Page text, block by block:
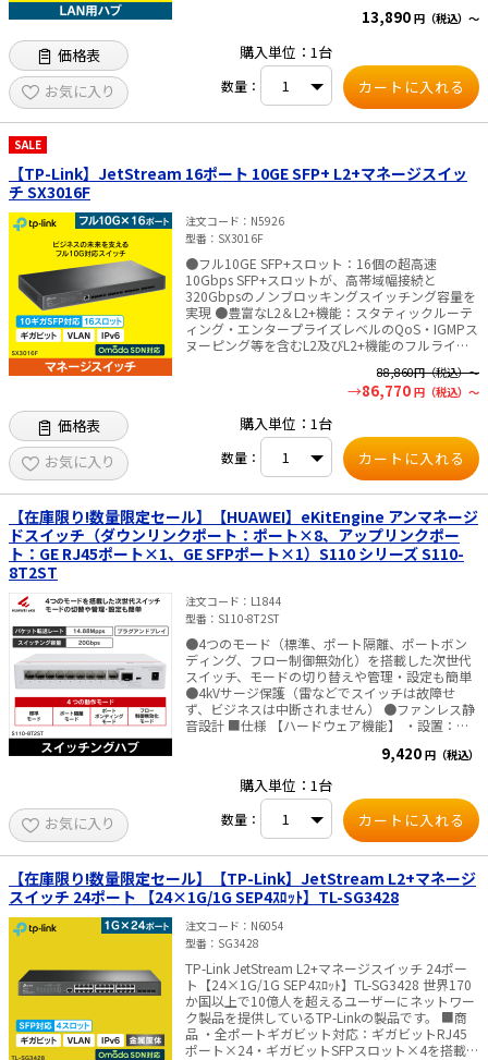
【その他】 ・認証：CE、FCC、RoHS ・パッケー
ド、ラックマウントキット、ゴム足 ・システム要
件：Microsoft® Windows® 98SE、NT、2000、
XP、Vista™またはWindows 7／8／10／11、
MAC® OS、NetWare®、UNIX®またはLinux. ・動作
環境 動作温度：0～50℃ 保存温度：-40℃～70℃
型番変更のお知らせ：「TL-□□□」型番製品が
「TL-」の無い型番に切り替わります。 旧型番の在
す。 納品書に記載の型番と製品/パッケージに記
載の型番とが異なる場合がありますが、製品の機
なっている場合があります。✅TP-Link社製品につ
いてのご注意：予めご了承ください。メーカーの
都合により、商品改良のため仕様、外観は予告な
く変更する場合があります。新仕様の商品への移
行中は、新・旧異なる仕様の在庫が混在する可能
性がございます。
度:100Mbps/1Gbps/2.5Gbp 消費電力:最大: 15.65
SG108-M2本体 電源アダプター 設置ガイド ゴム足
認証:CE, FCC ,RoHS✅TP-Link社製品についてのご
注意：予めご了承ください。メーカーの都合によ
り、商品改良のため仕様、外観は予告なく変更す
る場合があります。新仕様の商品への移行中は、
13,890 円（税込）～
価格表
お気に入り
購入単位：1台
数量：
SALE
【TP-Link】JetStream 16ポート 10GE SFP+ L2+マネージスイッ
チ SX3016F
注文コード
N5926
型番
SX3016F
●フル10GE SFP+スロット：16個の超高速
10Gbps SFP+スロットが、高帯域幅接続と
320Gbpsのノンブロッキングスイッチング容量を
実現 ●豊富なL2＆L2+機能：スタティックルーテ
ィング・エンタープライズレベルのQoS・IGMPス
ヌーピング等を含むL2及びL2+機能のフルライン
ートバインディング・ACL・ポートセキュリテ
ィ・802.1X認証等によってLANの保護をサポート
つの電源を搭載し、より信頼性の高いネットワー
ク構成に最適 ●便利な管理システム：Omada
SDNに統合することでクラウドアクセスやリモー
ト管理が可能に ●スタンドアロン管理：Web・
CLI（コンソールポート／Telnet／SSH）・
SNMP・RMON・デュアルイメージによる強力な管
理機能 ※Web上で公開しているマニュアルや設定
画面はすべて英語のみです。ご了承の上お求めく
ださい｡ ■仕様 【ハードウェア機能】 ・インター
×1 ・ファンの数量：1 ・電源：100-240V AC～
50／60Hz ・寸法（幅×奥行き×高さ）：
440×220×44mm ・設置：ラックマウント対応
・最大消費電力：32.74W（220V／50Hz） ・最大
放熱：111.71BTU／hr（220V／50Hz） 【パフォ
ーマンス】 ・スイッチング容量：320Gbps ・パ
ケット伝送レート：238.08Mpps ・MACアドレス
テーブル：32K ・パケット バッファメモリー：
24Mbit ・ジャンボフレーム：9KB 【その他】 ・
認証：CE、FCC、RoHS ・パッケージ内容：
ックマウントキット、ゴム足 ・システム要件：
Microsoft® Windows® 98SE、NT、2000、XP、
Vista™またはWindows 7／8／10／11、MAC®
OS、NetWare®、UNIX®またはLinux ・動作環境 動
作温度：0～50℃ 保存温度：-40～70℃ 動作湿
度：10～90% RH 結露を避けてください 保存湿
度：5～90% RH 結露を避けてください ※製品型
番変更のお知らせ：「TL-□□□」型番製品が
「TL-」の無い型番に切り替わります。 旧型番の在
庫が無くなり次第、新型番の製品を発送いたしま
す。 納品書に記載の型番と製品/パッケージに記
載の型番とが異なる場合がありますが、製品の機
能に変更はありません。 パッケージは一部変更と
なっている場合があります。✅TP-Link社製品につ
いてのご注意：予めご了承ください。メーカーの
都合により、商品改良のため仕様、外観は予告な
く変更する場合があります。新仕様の商品への移
88,860円（税込）～
86,770 円（税込）～
価格表
お気に入り
購入単位：1台
数量：
【在庫限り!数量限定セール】【HUAWEI】eKitEngine アンマネージ
ドスイッチ（ダウンリンクポート：ポート×8、アップリンクポー
ト：GE RJ45ポート×1、GE SFPポート×1）S110 シリーズ S110-
8T2ST
注文コード
L1844
型番
S110-8T2ST
●4つのモード（標準、ポート隔離、ポートボン
ディング、フロー制御無効化）を搭載した次世代
スイッチ、モードの切り替えや管理・設定も簡単
●4kVサージ保護（雷などでスイッチは故障せ
ず、ビジネスは中断されません） ●ファンレス静
音設計 ■仕様 【ハードウェア機能】 ・設置：デ
1000BASE-Tポート 1×10／100／1000BASE-Tポ
ァンの数量：ファンレス（自然放熱） ・寸法（高
さ×幅×奥行）：35×210×130mm ・最大消費
電力：8W 【パフォーマンス】 ・パケット転送レ
ート：14.88Mpps ・スイッチング容量：20Gbps
4KMACアドレスエントリ 【動作環境】 ・動作温
度：0°C～40°C ・保存温度：-40°C～+70°C ・動作
湿度：5～95%（結露しないこと）
9,420 円（税込）
お気に入り
購入単位：1台
数量：
【在庫限り!数量限定セール】【TP-Link】JetStream L2+マネージ
スイッチ 24ポート 【24×1G/1G SEP4ｽﾛｯﾄ】TL-SG3428
注文コード
N6054
型番
SG3428
TP-Link JetStream L2+マネージスイッチ 24ポー
ト【24×1G/1G SEP4ｽﾛｯﾄ】TL-SG3428 世界170
か国以上で10億人を超えるユーザーにネットワー
ク製品を提供しているTP-Linkの製品です。 ■商
品 ・全ポートギガビット対応：ギガビットRJ45
ポート×24・ギガビットSFPスロット×4を搭載